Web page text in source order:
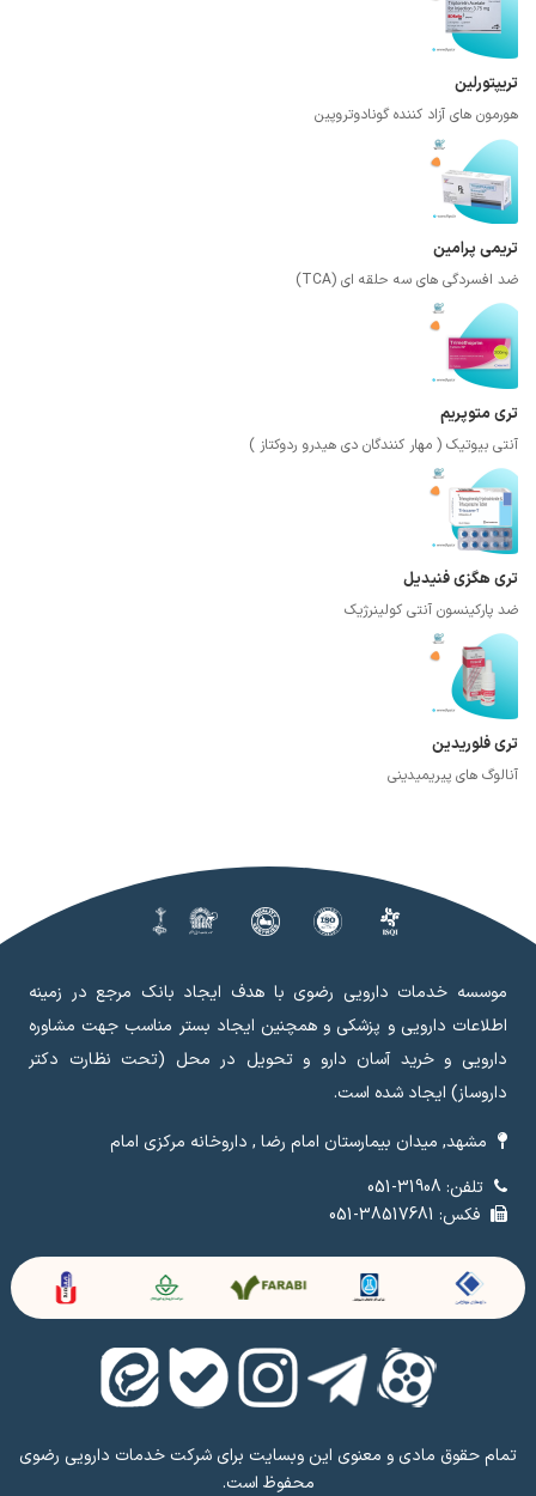
تریپتورلین
هورمون های آزاد کننده گونادوتروپین
تریمی پرامین
ضد افسردگی های سه حلقه ای (TCA)
تری متوپریم
آنتی بیوتیک ( مهار کنندگان دی هیدرو ردوکتاز )
تری هگزی فنیدیل
ضد پارکینسون آنتی کولینرژیک
تری فلوریدین
آنالوگ های پیریمیدینی
موسسه خدمات دارویی رضوی با هدف ایجاد بانک مرجع در زمینه
اطلاعات دارویی و پزشکی و همچنین ایجاد بستر مناسب جهت مشاوره
دارویی و خرید آسان دارو و تحویل در محل (تحت نظارت دکتر
داروساز) ایجاد شده است.
مشهد, میدان بیمارستان امام رضا , داروخانه مرکزی امام
تلفن: 31908-051
فکس: 38517681-051
تمام حقوق مادی و معنوی این وبسایت برای شرکت خدمات دارویی رضوی
محفوظ است.